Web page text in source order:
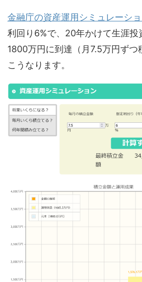
金融庁の資産運用シミュレーシ
利回り6%で、20年かけて生涯投
1800万円に到達（月7.5万円ずつ
こうなります。